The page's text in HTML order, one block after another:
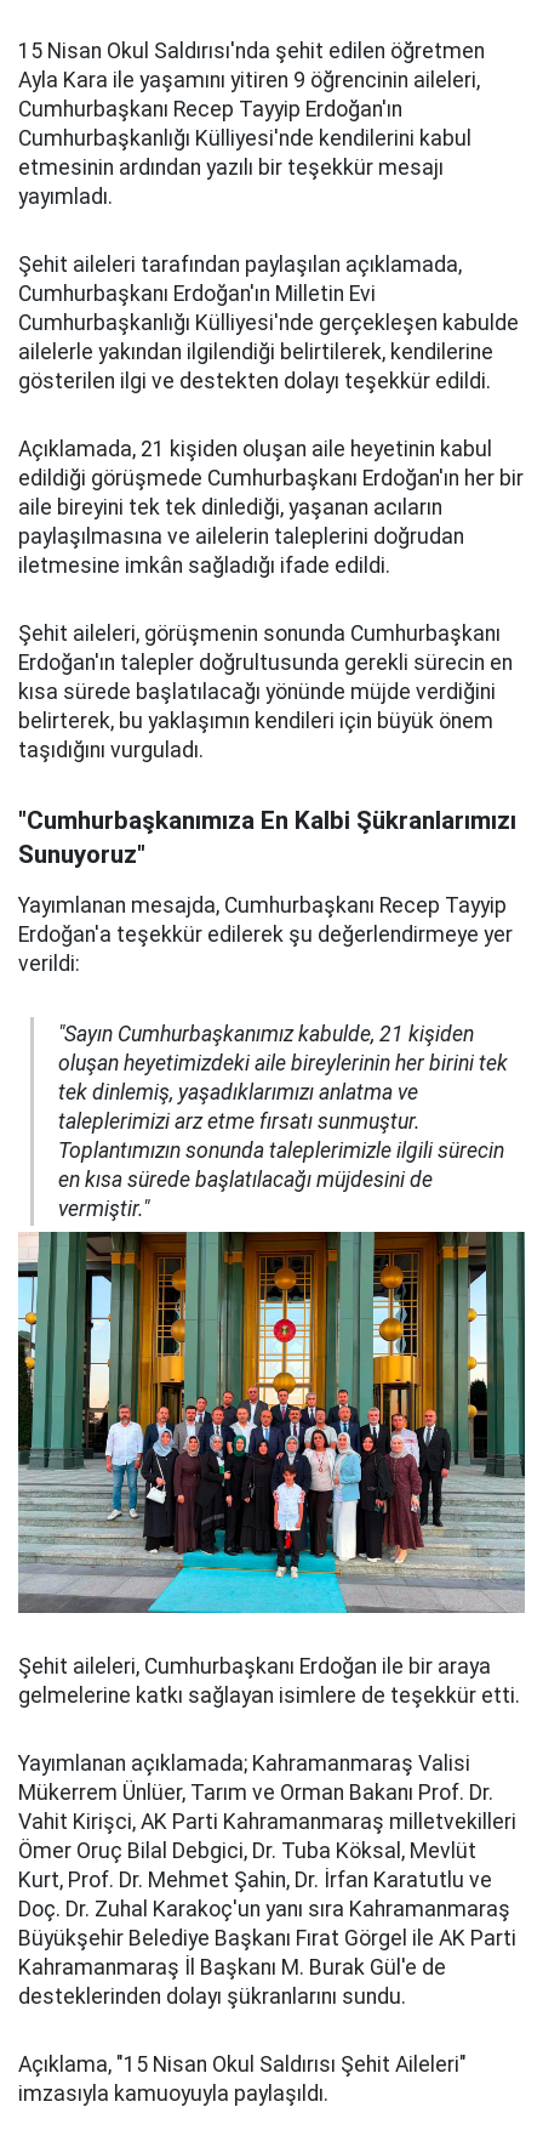
15 Nisan Okul Saldırısı'nda şehit edilen öğretmen
Ayla Kara ile yaşamını yitiren 9 öğrencinin aileleri,
Cumhurbaşkanı Recep Tayyip Erdoğan'ın
Cumhurbaşkanlığı Külliyesi'nde kendilerini kabul
etmesinin ardından yazılı bir teşekkür mesajı
yayımladı.
Şehit aileleri tarafından paylaşılan açıklamada,
Cumhurbaşkanı Erdoğan'ın Milletin Evi
Cumhurbaşkanlığı Külliyesi'nde gerçekleşen kabulde
ailelerle yakından ilgilendiği belirtilerek, kendilerine
gösterilen ilgi ve destekten dolayı teşekkür edildi.
Açıklamada, 21 kişiden oluşan aile heyetinin kabul
edildiği görüşmede Cumhurbaşkanı Erdoğan'ın her bir
aile bireyini tek tek dinlediği, yaşanan acıların
paylaşılmasına ve ailelerin taleplerini doğrudan
iletmesine imkân sağladığı ifade edildi.
Şehit aileleri, görüşmenin sonunda Cumhurbaşkanı
Erdoğan'ın talepler doğrultusunda gerekli sürecin en
kısa sürede başlatılacağı yönünde müjde verdiğini
belirterek, bu yaklaşımın kendileri için büyük önem
taşıdığını vurguladı.
"Cumhurbaşkanımıza En Kalbi Şükranlarımızı
Sunuyoruz"
Yayımlanan mesajda, Cumhurbaşkanı Recep Tayyip
Erdoğan'a teşekkür edilerek şu değerlendirmeye yer
verildi:
"Sayın Cumhurbaşkanımız kabulde, 21 kişiden
oluşan heyetimizdeki aile bireylerinin her birini tek
tek dinlemiş, yaşadıklarımızı anlatma ve
taleplerimizi arz etme fırsatı sunmuştur.
Toplantımızın sonunda taleplerimizle ilgili sürecin
en kısa sürede başlatılacağı müjdesini de
vermiştir."
Şehit aileleri, Cumhurbaşkanı Erdoğan ile bir araya
gelmelerine katkı sağlayan isimlere de teşekkür etti.
Yayımlanan açıklamada; Kahramanmaraş Valisi
Mükerrem Ünlüer, Tarım ve Orman Bakanı Prof. Dr.
Vahit Kirişci, AK Parti Kahramanmaraş milletvekilleri
Ömer Oruç Bilal Debgici, Dr. Tuba Köksal, Mevlüt
Kurt, Prof. Dr. Mehmet Şahin, Dr. İrfan Karatutlu ve
Doç. Dr. Zuhal Karakoç'un yanı sıra Kahramanmaraş
Büyükşehir Belediye Başkanı Fırat Görgel ile AK Parti
Kahramanmaraş İl Başkanı M. Burak Gül'e de
desteklerinden dolayı şükranlarını sundu.
Açıklama, "15 Nisan Okul Saldırısı Şehit Aileleri"
imzasıyla kamuoyuyla paylaşıldı.